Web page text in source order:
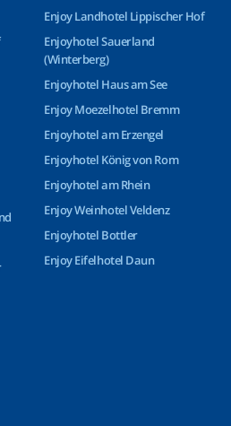
Enjoy Landhotel Lippischer Hof
Enjoyhotel Sauerland
(Winterberg)
Enjoyhotel Haus am See
Enjoy Moezelhotel Bremm
Enjoyhotel am Erzengel
Enjoyhotel König von Rom
Enjoyhotel am Rhein
Enjoy Weinhotel Veldenz
Enjoyhotel Bottler
Enjoy Eifelhotel Daun